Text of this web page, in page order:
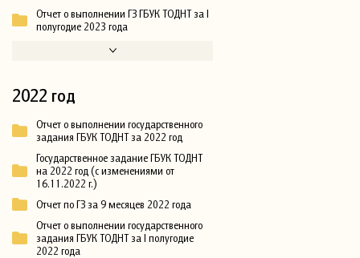
Отчет о выполнении ГЗ ГБУК ТОДНТ за I
полугодие 2023 года
2022 год
Отчет о выполнении государственного
задания ГБУК ТОДНТ за 2022 год
Государственное задание ГБУК ТОДНТ
на 2022 год (с изменениями от
16.11.2022 г.)
Отчет по ГЗ за 9 месяцев 2022 года
Отчет о выполнении государственного
задания ГБУК ТОДНТ за I полугодие
2022 года